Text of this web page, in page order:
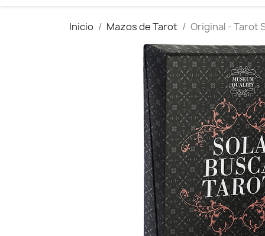
Inicio Mazos de Tarot Original - Tarot